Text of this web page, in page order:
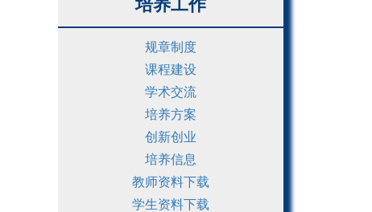
培养工作
规章制度
课程建设
学术交流
培养方案
创新创业
培养信息
教师资料下载
学生资料下载